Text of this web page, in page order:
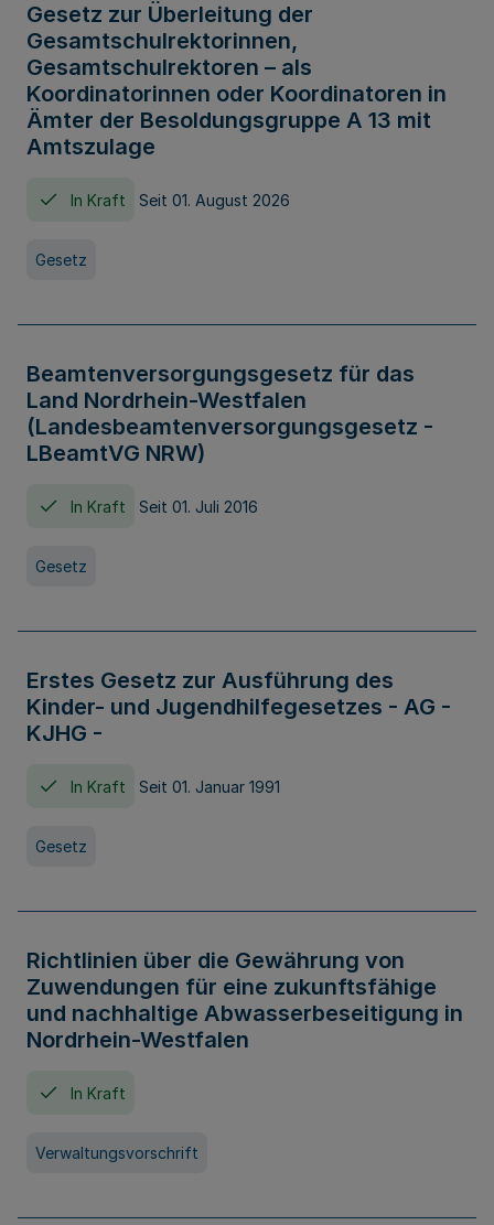
Gesetz zur Überleitung der
Gesamtschulrektorinnen,
Gesamtschulrektoren – als
Koordinatorinnen oder Koordinatoren in
Ämter der Besoldungsgruppe A 13 mit
Amtszulage
In Kraft Seit 01. August 2026
Gesetz
Beamtenversorgungsgesetz für das
Land Nordrhein-Westfalen
(Landesbeamtenversorgungsgesetz -
LBeamtVG NRW)
In Kraft Seit 01. Juli 2016
Gesetz
Erstes Gesetz zur Ausführung des
Kinder- und Jugendhilfegesetzes - AG -
KJHG -
In Kraft Seit 01. Januar 1991
Gesetz
Richtlinien über die Gewährung von
Zuwendungen für eine zukunftsfähige
und nachhaltige Abwasserbeseitigung in
Nordrhein-Westfalen
In Kraft
Verwaltungsvorschrift